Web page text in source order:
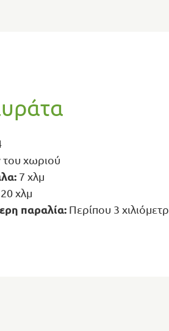
του χωριού
7 χλμ
20 χλμ
παραλία: Περίπου 3